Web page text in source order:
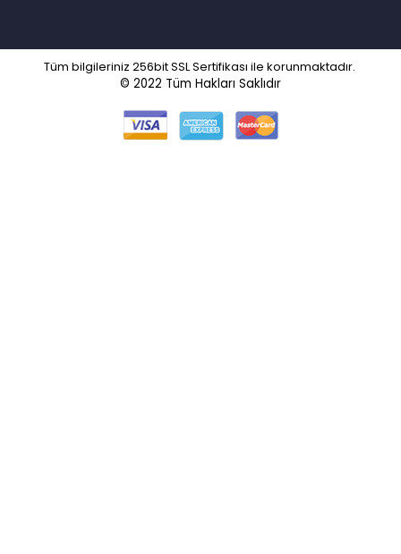
Tüm bilgileriniz 256bit SSL Sertifikası ile korunmaktadır.
© 2022 Tüm Hakları Saklıdır